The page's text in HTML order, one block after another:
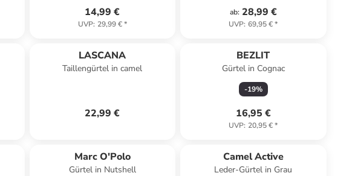
14,99 €
UVP: 29,99 €*
ab: 28,99 €
UVP: 69,95 €*
LASCANA
Taillengürtel in camel
22,99 €
BEZLIT
Gürtel in Cognac
-19%
16,95 €
UVP: 20,95 €*
Marc O'Polo
Gürtel in Nutshell
Camel Active
Leder-Gürtel in Grau